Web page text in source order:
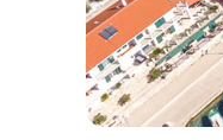
Preguntas Frecuentes